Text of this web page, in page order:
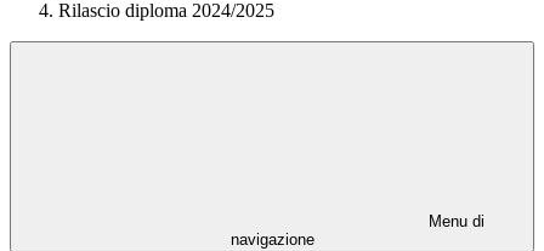
Rilascio diploma 2024/2025
Menu di
navigazione